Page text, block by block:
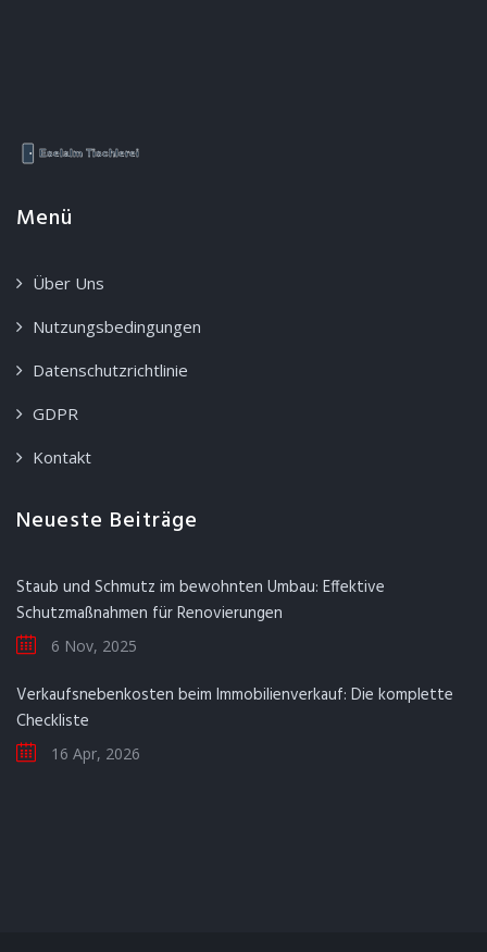
Menü
Über Uns
Nutzungsbedingungen
Datenschutzrichtlinie
GDPR
Kontakt
Neueste Beiträge
Staub und Schmutz im bewohnten Umbau: Effektive
Schutzmaßnahmen für Renovierungen
6 Nov, 2025
Verkaufsnebenkosten beim Immobilienverkauf: Die komplette
Checkliste
16 Apr, 2026